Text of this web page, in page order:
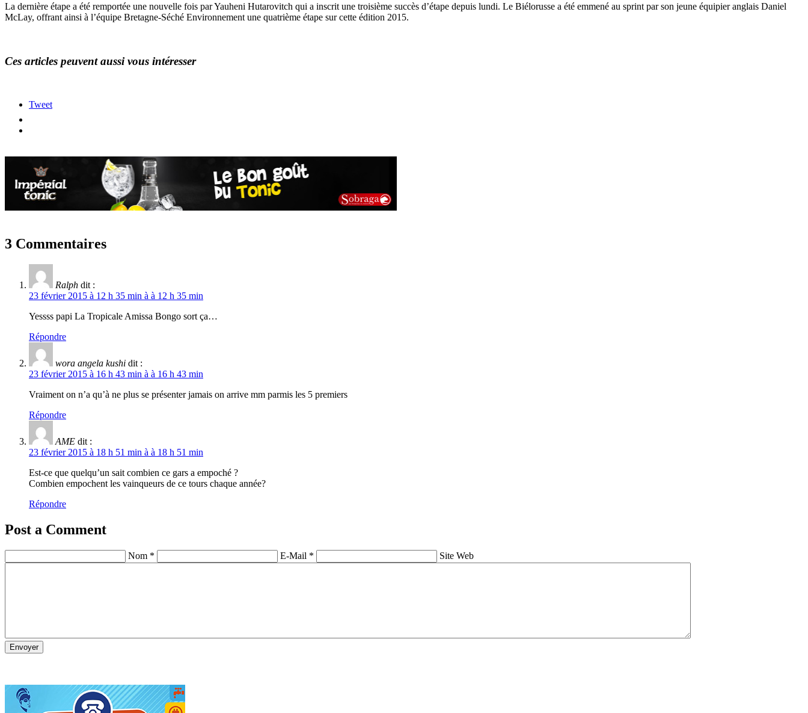
La dernière étape a été remportée une nouvelle fois par Yauheni Hutarovitch qui a inscrit une troisième succès d’étape depuis lundi. Le Biélorusse a été emmené au sprint par son jeune équipier anglais Daniel
McLay, offrant ainsi à l’équipe Bretagne-Séché Environnement une quatrième étape sur cette édition 2015.
Ces articles peuvent aussi vous intéresser
Tweet
3 Commentaires
Ralph dit :
23 février 2015 à 12 h 35 min à à 12 h 35 min
Yessss papi La Tropicale Amissa Bongo sort ça…
Répondre
wora angela kushi dit :
23 février 2015 à 16 h 43 min à à 16 h 43 min
Vraiment on n’a qu’à ne plus se présenter jamais on arrive mm parmis les 5 premiers
Répondre
AME dit :
23 février 2015 à 18 h 51 min à à 18 h 51 min
Est-ce que quelqu’un sait combien ce gars a empoché ?
Combien empochent les vainqueurs de ce tours chaque année?
Répondre
Post a Comment
Nom * E-Mail * Site Web